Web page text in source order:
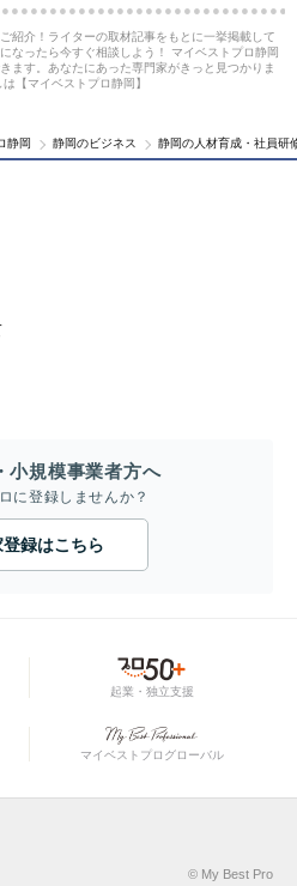
紹介！ライターの取材記事をもとに一挙掲載して
なったら今すぐ相談しよう！ マイベストプロ静岡
ます。あなたにあった専門家がきっと見つかりま
【マイベストプロ静岡】
静岡 静岡のビジネス 静岡の人材育成・社員研
小規模事業者方へ
に登録しませんか？
録はこちら
起業・独立支援
マイベストプログローバル
© My Best Pro